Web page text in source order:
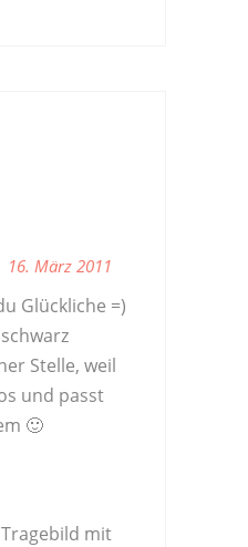
16. März 2011
Glückliche =)
Stelle, weil
und passt
🙂
Tragebild mit